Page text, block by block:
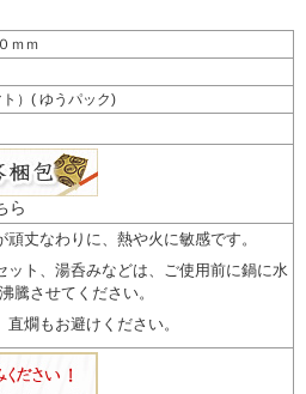
ｍｍ
）( ゆうパック)
ら
丈なわりに、熱や火に敏感です。
ット、湯呑みなどは、ご使用前に鍋に水
騰させてください。
燗もお避けください。